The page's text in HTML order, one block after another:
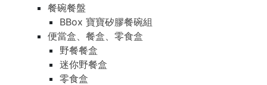
餐碗餐盤
BBox 寶寶矽膠餐碗組
便當盒、餐盒、零食盒
野餐餐盒
迷你野餐盒
零食盒